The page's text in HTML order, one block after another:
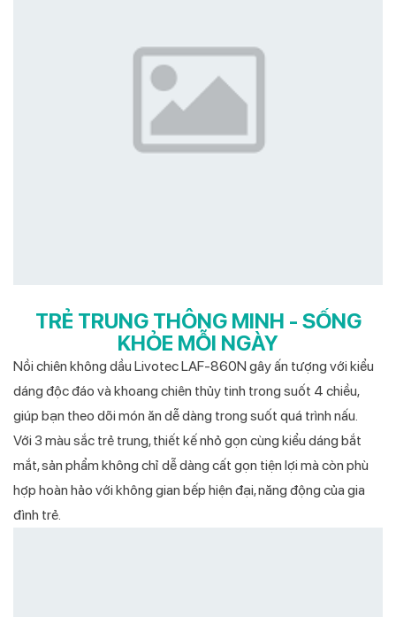
TRẺ TRUNG THÔNG MINH - SỐNG
KHỎE MỖI NGÀY
Nồi chiên không dầu Livotec LAF-860N gây ấn tượng với kiểu
dáng độc đáo và khoang chiên thủy tinh trong suốt 4 chiều,
giúp bạn theo dõi món ăn dễ dàng trong suốt quá trình nấu.
Với 3 màu sắc trẻ trung, thiết kế nhỏ gọn cùng kiểu dáng bắt
mắt, sản phẩm không chỉ dễ dàng cất gọn tiện lợi mà còn phù
hợp hoàn hảo với không gian bếp hiện đại, năng động của gia
đình trẻ.